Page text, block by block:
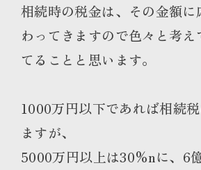
相続時の税金は、その金額に
わってきますので色々と考え
てることと思います。
1000万円以下であれば相続
ますが、
5000万円以上は30%nに、6